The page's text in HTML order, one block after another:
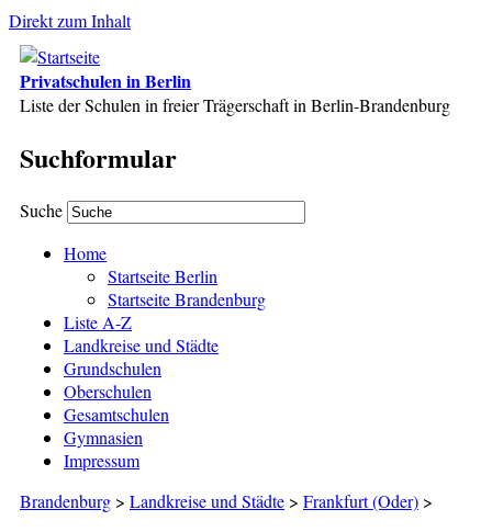
Direkt zum Inhalt
Privatschulen in Berlin
Liste der Schulen in freier Trägerschaft in Berlin-Brandenburg
Suchformular
Suche
Home
Startseite Berlin
Startseite Brandenburg
Liste A-Z
Landkreise und Städte
Grundschulen
Oberschulen
Gesamtschulen
Gymnasien
Impressum
Brandenburg > Landkreise und Städte > Frankfurt (Oder) >